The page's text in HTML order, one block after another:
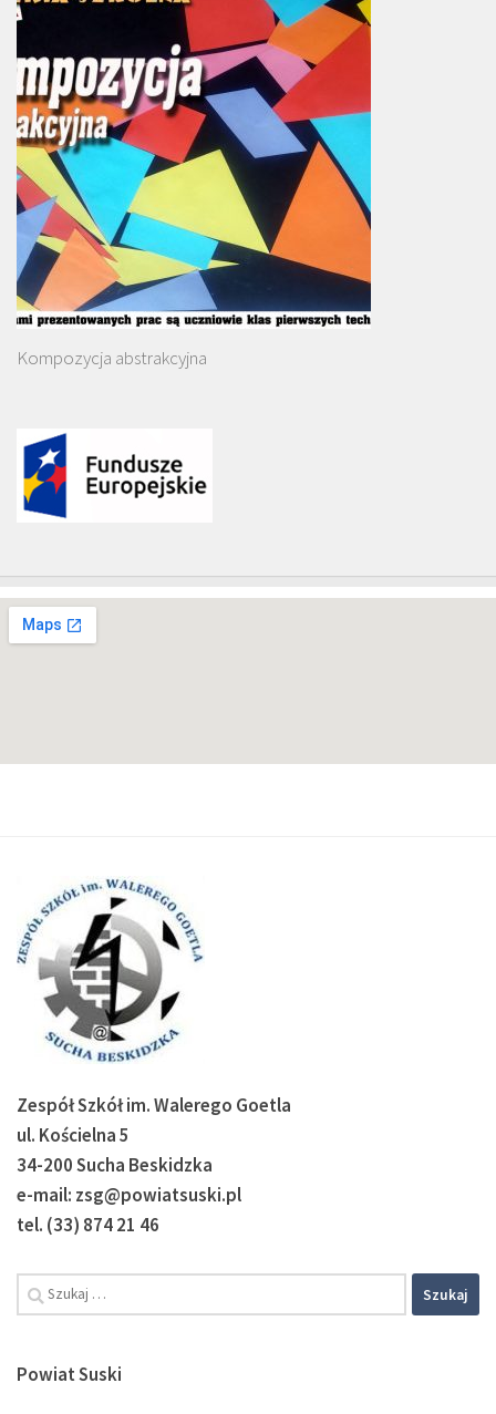
Kompozycja abstrakcyjna
Zespół Szkół im. Walerego Goetla
ul. Kościelna 5
34-200 Sucha Beskidzka
e-mail: zsg@powiatsuski.pl
tel. (33) 874 21 46
Szukaj:
Powiat Suski